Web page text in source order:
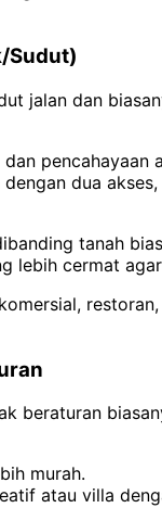
Sudut)
jalan dan
pencahayaan
dua
tanah
lebih cermat
beraturan
murah.
atau villa